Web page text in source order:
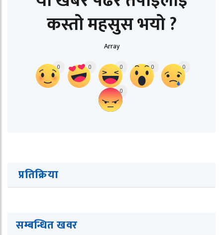
कस्तो महसुस भयो ?
Array
0 0 0 0 0
0
प्रतिक्रिया
सम्बन्धित खवर